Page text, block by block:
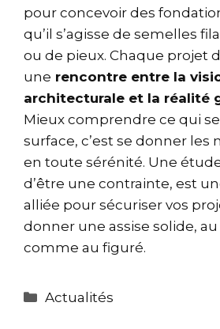
pour concevoir des
qu’il s’agisse de semelles
ou de pieux. Chaque projet
une rencontre entre la
architecturale et la réalité
Mieux comprendre ce qui se
surface, c’est se donner les
en toute sérénité. Une
d’être une contrainte, est
alliée pour sécuriser vos
donner une assise solide,
comme au figuré.
Catégories
Actualités